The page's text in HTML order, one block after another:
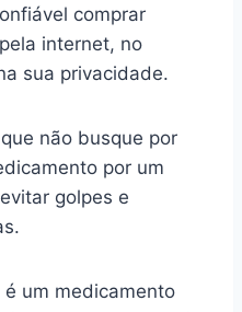
comprar
internet, no
sua privacidade.
não busque por
por um
golpes e
um medicamento